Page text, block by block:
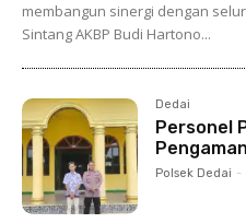
membangun sinergi dengan
Sintang AKBP Budi Hartono...
Dedai
Personel
Polsek Dedai -